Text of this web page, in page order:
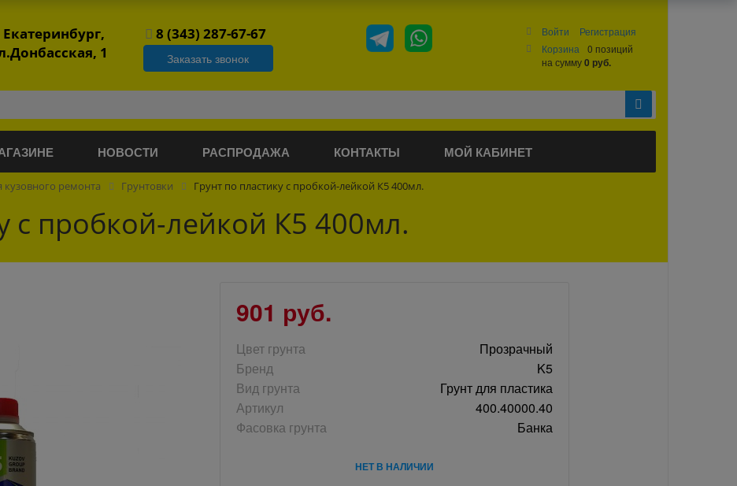
Екатеринбург,
1
8 (343) 287-67-67
Заказать звонок
Войти
Регистрация
Корзина
0 позиций
на сумму0 руб.
НОВОСТИ РАСПРОДАЖА КОНТАКТЫ МОЙ КАБИНЕТ
ремонта Грунтовки Грунт по пластику с пробкой-лейкой К5 400мл.
с пробкой-лейкой К5 400мл.
901 руб.
Цвет грунта
Прозрачный
Бренд
K5
Вид грунта
Грунт для пластика
Артикул
400.40000.40
Фасовка грунта
Банка
НЕТ В НАЛИЧИИ